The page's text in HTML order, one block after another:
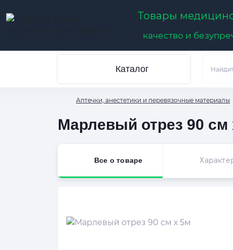
Товары
качество и
Каталог
Аптечки, анестетики и перевязочные материалы
Марлевый отрез 90 см
Все о товаре